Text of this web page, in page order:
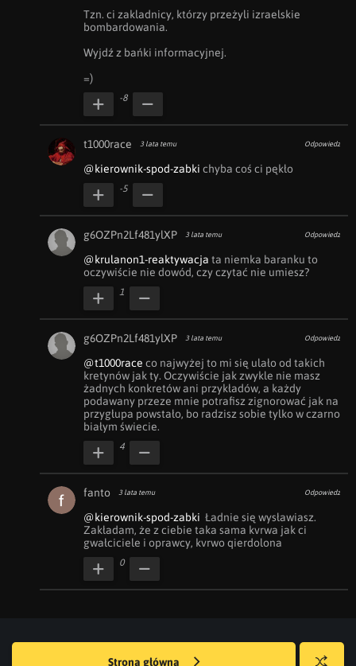
Tzn. ci zakladnicy, którzy przeżyli izraelskie
bombardowania.
Wyjdź z bańki informacyjnej.
=)
-8
t1000race 3 lata temu Odpowiedz
@kierownik-spod-zabki chyba coś ci pękło
-5
g6OZPn2Lf481ylXP 3 lata temu Odpowiedz
@krulanon1-reaktywacja ta niemka baranku to
oczywiście nie dowód, czy czytać nie umiesz?
1
g6OZPn2Lf481ylXP 3 lata temu Odpowiedz
@t1000race co najwyżej to mi się ulało od takich
kretynów jak ty. Oczywiście jak zwykle nie masz
żadnych konkretów ani przykładów, a każdy
podawany przeze mnie potrafisz zignorować jak na
przygłupa powstało, bo radzisz sobie tylko w czarno
białym świecie.
4
fanto 3 lata temu Odpowiedz
@kierownik-spod-zabki
  Ładnie się wysławiasz.
Zakładam, że z ciebie taka sama kvrwa jak ci
gwałciciele i oprawcy, kvrwo qierdolona
0
Strona główna